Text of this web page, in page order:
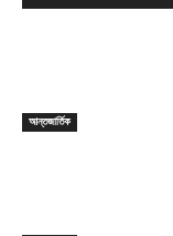
আন্তজার্তিক